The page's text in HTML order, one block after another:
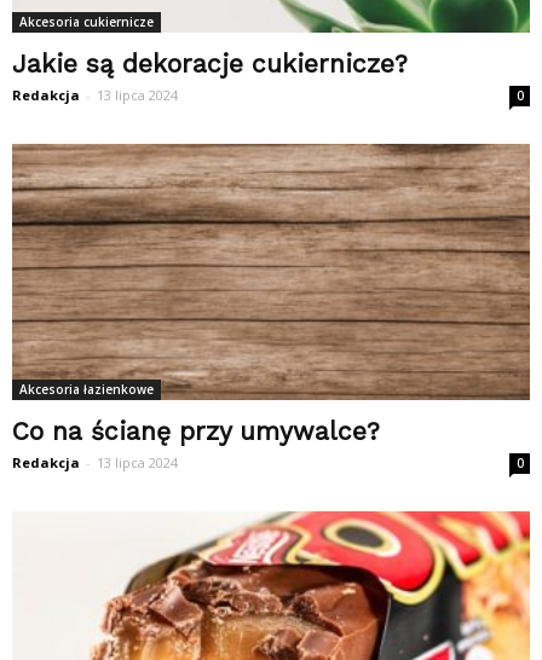
Akcesoria cukiernicze
Jakie są dekoracje cukiernicze?
Redakcja - 13 lipca 2024 0
Akcesoria łazienkowe
Co na ścianę przy umywalce?
Redakcja - 13 lipca 2024 0